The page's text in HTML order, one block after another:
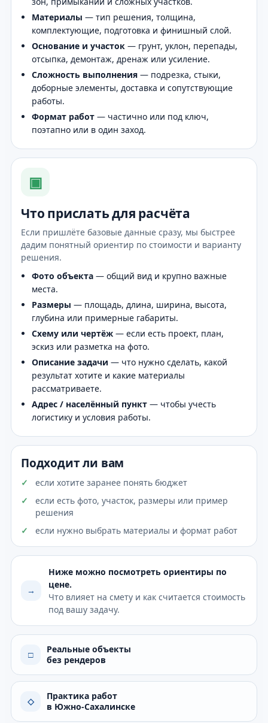
Материалы — тип решения, толщина,
комплектующие, подготовка и финишный слой.
Основание и участок — грунт, уклон, перепады,
отсыпка, демонтаж, дренаж или усиление.
Сложность выполнения — подрезка, стыки,
доборные элементы, доставка и сопутствующие
работы.
Формат работ — частично или под ключ,
поэтапно или в один заход.
▣
Что прислать для расчёта
Если пришлёте базовые данные сразу, мы быстрее
дадим понятный ориентир по стоимости и варианту
решения.
Фото объекта — общий вид и крупно важные
места.
Размеры — площадь, длина, ширина, высота,
глубина или примерные габариты.
Схему или чертёж — если есть проект, план,
эскиз или разметка на фото.
Описание задачи — что нужно сделать, какой
результат хотите и какие материалы
рассматриваете.
Адрес / населённый пункт — чтобы учесть
логистику и условия работы.
Подходит ли вам
если хотите заранее понять бюджет
если есть фото, участок, размеры или пример
решения
если нужно выбрать материалы и формат работ
→
Ниже можно посмотреть ориентиры по
цене.
Что влияет на смету и как считается стоимость
под вашу задачу.
□
Реальные объекты
без рендеров
◇
Практика работ
в Южно-Сахалинске